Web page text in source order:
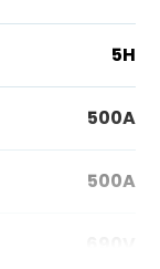
5H
500A
500A